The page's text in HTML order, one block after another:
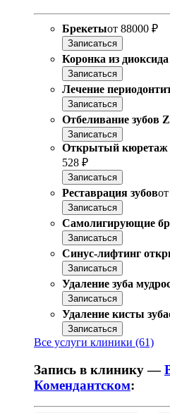
Брекетыот 88000 ₽
Записаться
Коронка из
Записаться
Лечение
Записаться
Отбеливание зубов
Записаться
Открытый кюретаж
528 ₽
Записаться
Реставрация зубовот
Записаться
Самолигирующие
Записаться
Синус-лифтинг
Записаться
Удаление зуба
Записаться
Удаление кисты зуба
Записаться
Все услуги клиники (61)
Запись в клинику —
Комендантском: